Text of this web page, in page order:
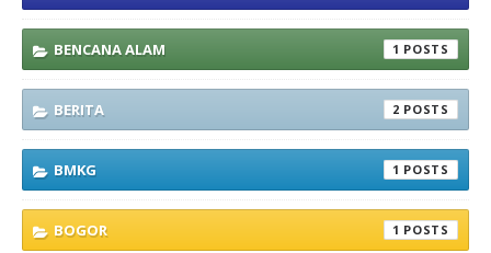
BENCANA ALAM 1
BERITA 2
BMKG 1
BOGOR 1